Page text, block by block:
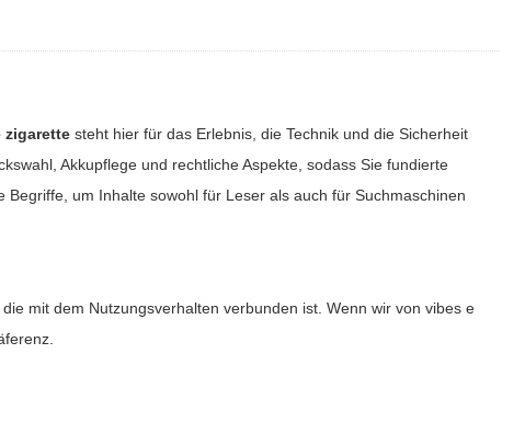
zigarette steht hier für das Erlebnis, die Technik und die Sicherheit
Akkupflege und rechtliche Aspekte, sodass Sie fundierte
Begriffe, um Inhalte sowohl für Leser als auch für Suchmaschinen
mit dem Nutzungsverhalten verbunden ist. Wenn wir vonvibes e